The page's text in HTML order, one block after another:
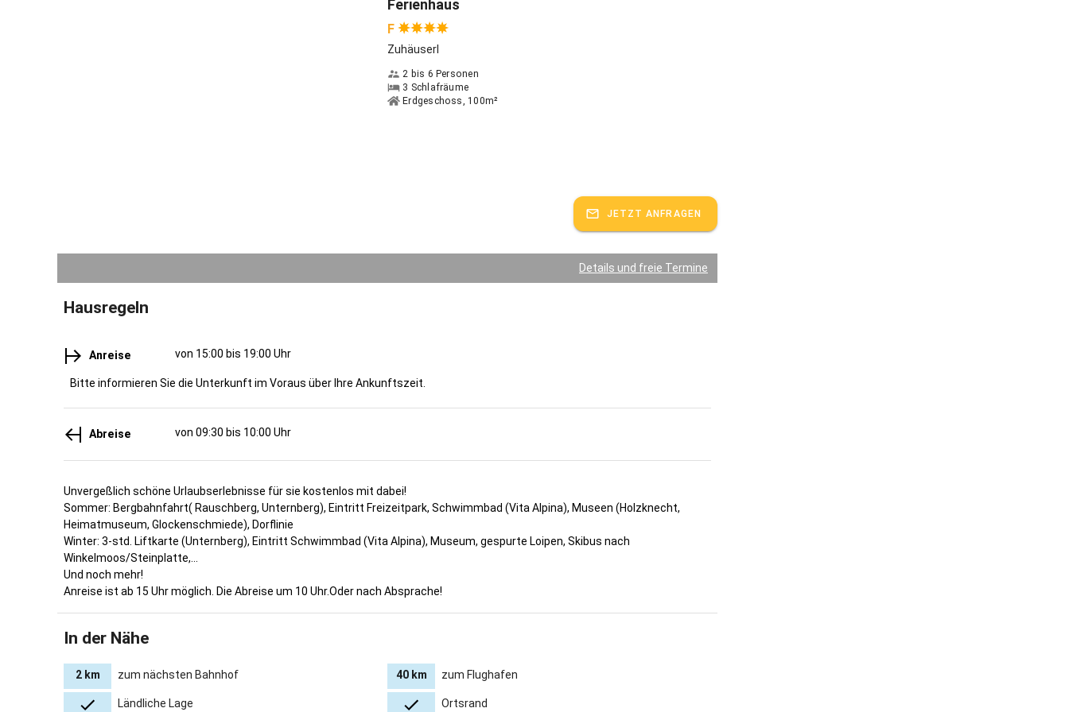
Ferienhaus
F
Zuhäuserl
2 bis 6 Personen
3 Schlafräume
Erdgeschoss, 100m²
JETZT ANFRAGEN
Details und freie Termine
Hausregeln
Anreise von 15:00 bis 19:00 Uhr
Bitte informieren Sie die Unterkunft im Voraus über Ihre Ankunftszeit.
Abreise von 09:30 bis 10:00 Uhr
Unvergeßlich schöne Urlaubserlebnisse für sie kostenlos mit dabei!
Sommer: Bergbahnfahrt( Rauschberg, Unternberg), Eintritt Freizeitpark, Schwimmbad (Vita Alpina), Museen (Holzknecht,
Heimatmuseum, Glockenschmiede), Dorflinie
Winter: 3-std. Liftkarte (Unternberg), Eintritt Schwimmbad (Vita Alpina), Museum, gespurte Loipen, Skibus nach
Winkelmoos/Steinplatte,...
Und noch mehr!
Anreise ist ab 15 Uhr möglich. Die Abreise um 10 Uhr.Oder nach Absprache!
In der Nähe
2 km zum nächsten Bahnhof 40 km zum Flughafen
Ländliche Lage Ortsrand